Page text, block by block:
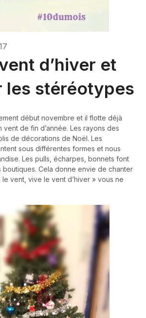
d’hiver et
les stéréotypes
début novembre et il flotte déjà
vent de fin d’année. Les rayons des
de décorations de Noël. Les
sous différentes formes et nous
Les pulls, écharpes, bonnets font
boutiques. Cela donne envie de chanter
vent, vive le vent d’hiver » vous ne